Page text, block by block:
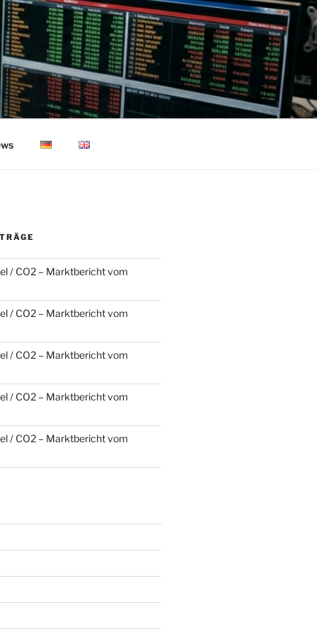
/ CO2 – Marktbericht vom
/ CO2 – Marktbericht vom
/ CO2 – Marktbericht vom
/ CO2 – Marktbericht vom
/ CO2 – Marktbericht vom